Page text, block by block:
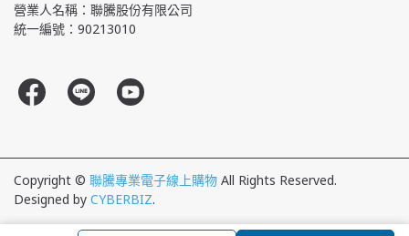
營業人名稱：聯騰股份有限公司
統一編號：90213010
Copyright © 聯騰專業電子線上購物 All Rights Reserved.
Designed by CYBERBIZ.